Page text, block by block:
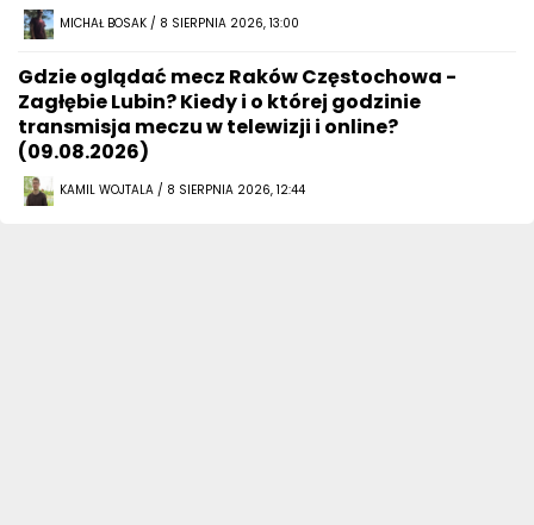
MICHAŁ BOSAK / 8 SIERPNIA 2026, 13:00
Gdzie oglądać mecz Raków Częstochowa -
Zagłębie Lubin? Kiedy i o której godzinie
transmisja meczu w telewizji i online?
(09.08.2026)
KAMIL WOJTALA / 8 SIERPNIA 2026, 12:44